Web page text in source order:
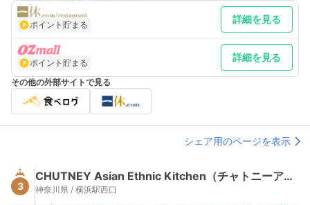
ポイント貯まる 詳細を見る
ポイント貯まる 詳細を見る
その他の外部サイトで見る
シェア用のページを表示
3
CHUTNEY Asian Ethnic Kitchen（チャトニーアジアンエスニックキッチン）
神奈川県 / 横浜駅西口